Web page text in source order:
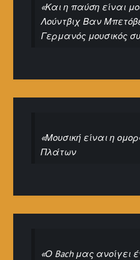
«Και η παύση είναι
Λούντβιχ Βαν
Γερμανός μουσικός
«Μουσική είναι η
Πλάτων
«Ο Bach μας